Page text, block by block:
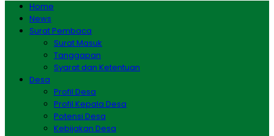
Home
News
Surat Pembaca
Surat Masuk
Tanggapan
Syarat dan Ketentuan
Desa
Profil Desa
Profil Kepala Desa
Potensi Desa
Kebijakan Desa